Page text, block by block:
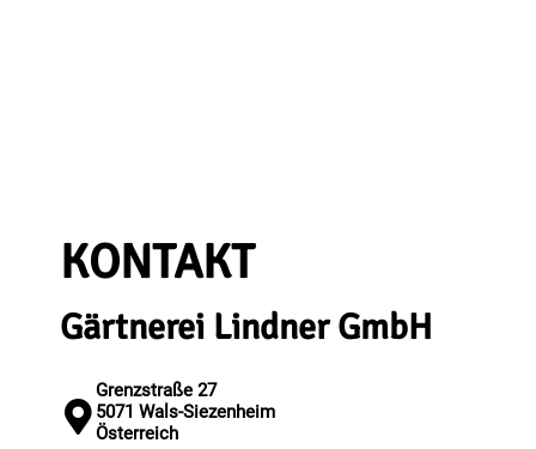
KONTAKT
Gärtnerei Lindner GmbH
Grenzstraße 27
5071 Wals-Siezenheim
Österreich